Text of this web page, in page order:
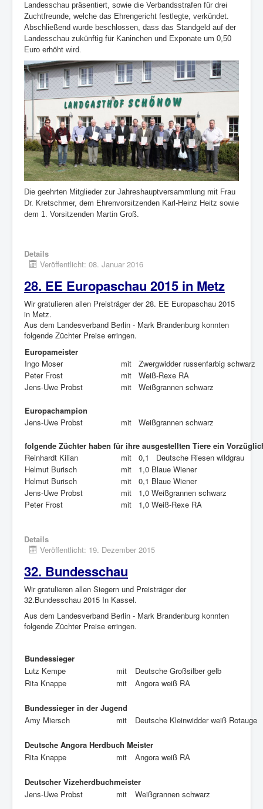
Landesschau präsentiert, sowie die Verbandsstrafen für drei
Zuchtfreunde, welche das Ehrengericht festlegte, verkündet.
Abschließend wurde beschlossen, dass das Standgeld auf der
Landesschau zukünftig für Kaninchen und Exponate um 0,50
Euro erhöht wird.
Die geehrten Mitglieder zur Jahreshauptversammlung mit Frau
Dr. Kretschmer, dem Ehrenvorsitzenden Karl-Heinz Heitz sowie
dem 1. Vorsitzenden Martin Groß.
Details
Veröffentlicht: 08. Januar 2016
28. EE Europaschau 2015 in Metz
Wir gratulieren allen Preisträger der 28. EE Europaschau 2015
in Metz.
Aus dem Landesverband Berlin - Mark Brandenburg konnten
folgende Züchter Preise erringen.
Europameister
Ingo Moser
mit
Zwergwidder russenfarbig schwarz
Peter Frost
mit
Weiß-Rexe RA
Jens-Uwe Probst
mit Weißgrannen schwarz
Europachampion
Jens-Uwe Probst
mit Weißgrannen schwarz
folgende Züchter haben für ihre ausgestellten Tiere ein
Reinhardt Kilian
mit
0,1 Deutsche Riesen wildgrau
Helmut Burisch
mit
1,0 Blaue Wiener
Helmut Burisch
mit
0,1 Blaue Wiener
Jens-Uwe Probst
mit
1,0 Weißgrannen schwarz
Peter Frost
mit 1,0 Weiß-Rexe RA
Details
Veröffentlicht: 19. Dezember 2015
32. Bundesschau
Wir gratulieren allen Siegern und Preisträger der
32.Bundesschau 2015 In Kassel.
Aus dem Landesverband Berlin - Mark Brandenburg konnten
folgende Züchter Preise erringen.
Bundessieger
Lutz Kempe
mit
Deutsche Großsilber gelb
Rita Knappe
mit Angora weiß RA
Bundessieger in der Jugend
Amy Miersch
mit Deutsche Kleinwidder weiß Rotauge
Deutsche Angora Herdbuch Meister
Rita Knappe
mit Angora weiß RA
Deutscher Vizeherdbuchmeister
Jens-Uwe Probst
mit Weißgrannen schwarz